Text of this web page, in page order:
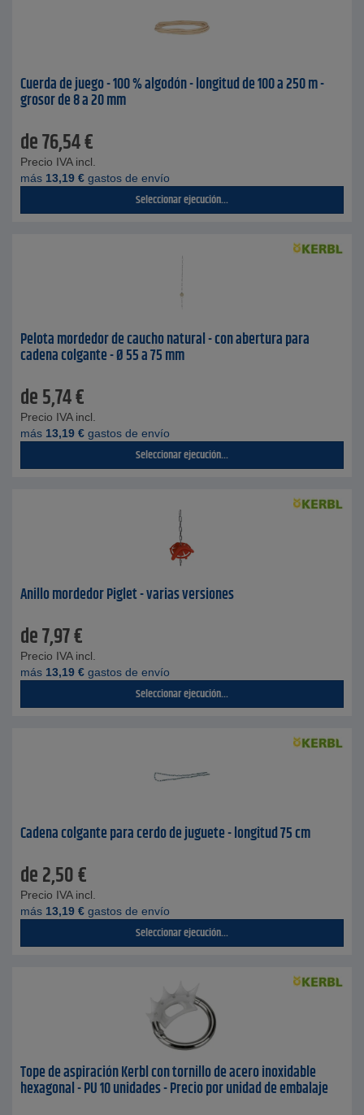
Cuerda de juego - 100 % algodón - longitud de 100 a 250 m -
grosor de 8 a 20 mm
de76,54€
Precio IVA incl.
más 13,19 € gastos de envío
Seleccionar ejecución...
Pelota mordedor de caucho natural - con abertura para
cadena colgante - Ø 55 a 75 mm
de5,74€
Precio IVA incl.
más 13,19 € gastos de envío
Seleccionar ejecución...
Anillo mordedor Piglet - varias versiones
de7,97€
Precio IVA incl.
más 13,19 € gastos de envío
Seleccionar ejecución...
Cadena colgante para cerdo de juguete - longitud 75 cm
de2,50€
Precio IVA incl.
más 13,19 € gastos de envío
Seleccionar ejecución...
Tope de aspiración Kerbl con tornillo de acero inoxidable
hexagonal - PU 10 unidades - Precio por unidad de embalaje